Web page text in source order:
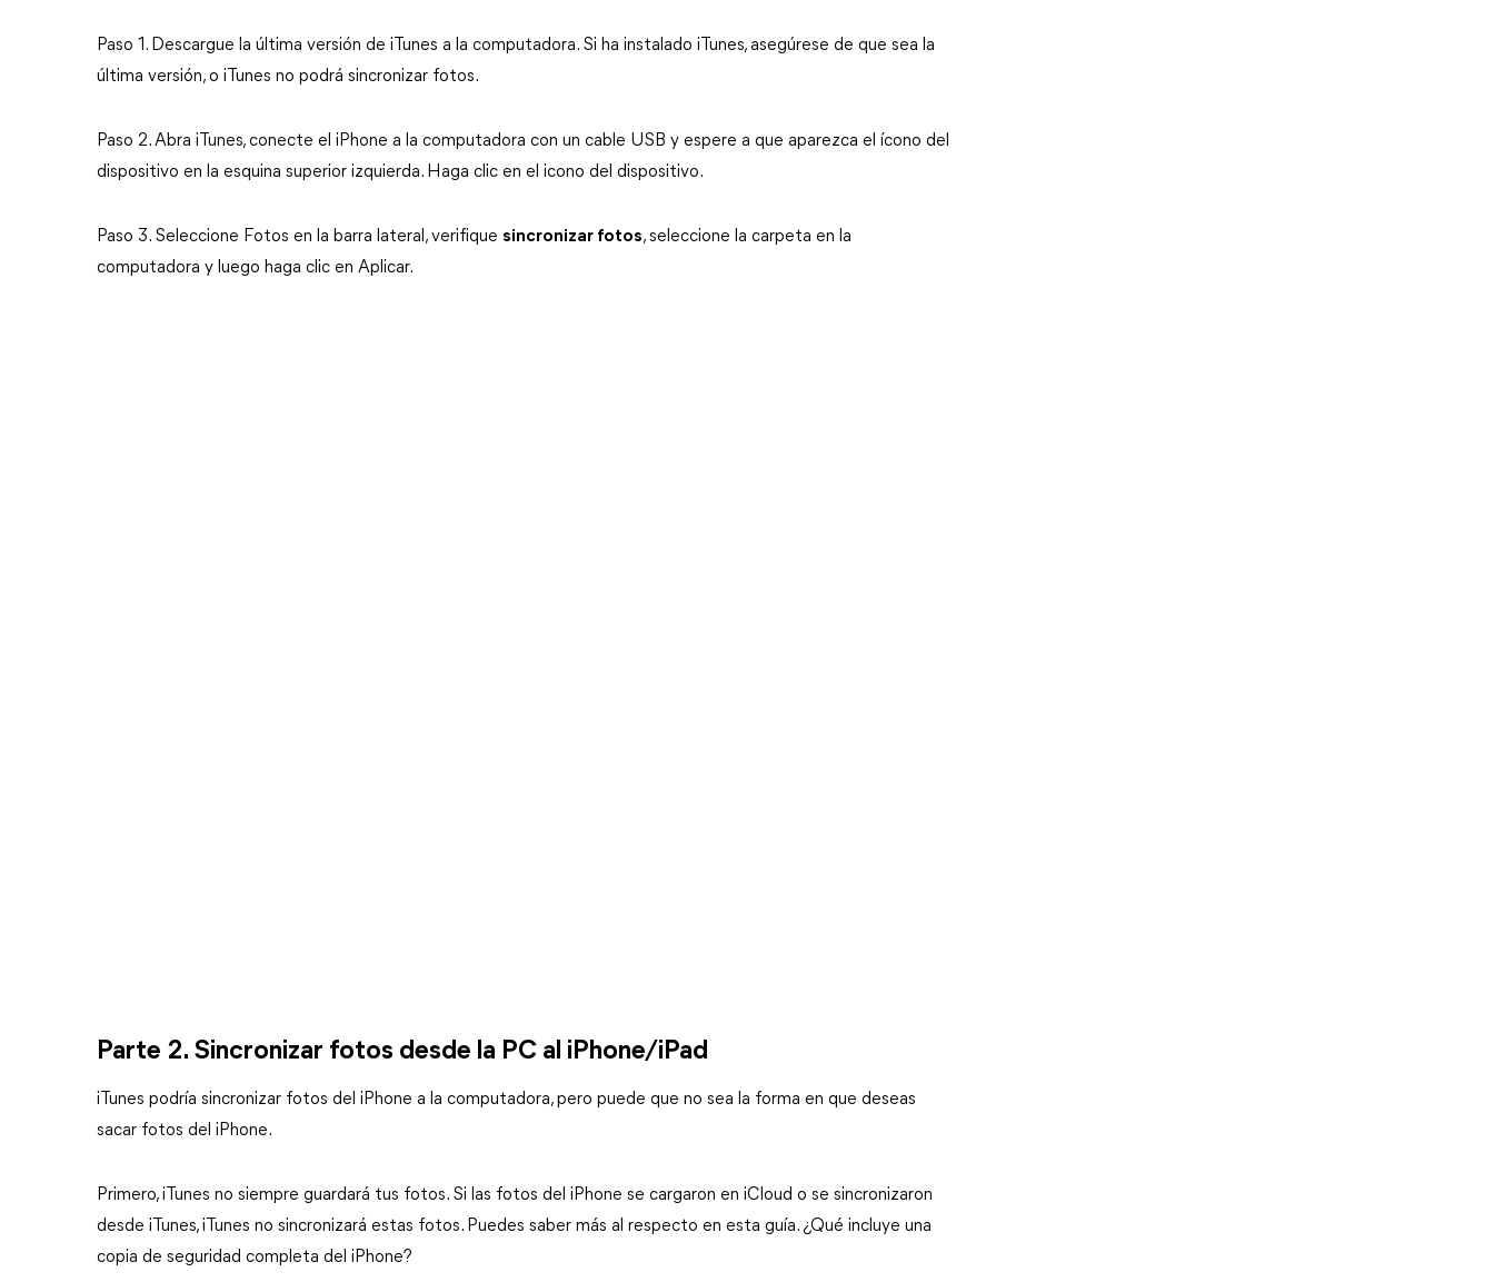
Paso 1. Descargue la última versión de iTunes a la computadora. Si ha instalado iTunes, asegúrese de que sea la
última versión, o iTunes no podrá sincronizar fotos.
Paso 2. Abra iTunes, conecte el iPhone a la computadora con un cable USB y espere a que aparezca el ícono del
dispositivo en la esquina superior izquierda. Haga clic en el icono del dispositivo.
Paso 3. Seleccione Fotos en la barra lateral, verifique sincronizar fotos, seleccione la carpeta en la
computadora y luego haga clic en Aplicar.
Parte 2. Sincronizar fotos desde la PC al iPhone/iPad
iTunes podría sincronizar fotos del iPhone a la computadora, pero puede que no sea la forma en que deseas
sacar fotos del iPhone.
Primero, iTunes no siempre guardará tus fotos. Si las fotos del iPhone se cargaron en iCloud o se sincronizaron
desde iTunes, iTunes no sincronizará estas fotos. Puedes saber más al respecto en esta guía. ¿Qué incluye una
copia de seguridad completa del iPhone?